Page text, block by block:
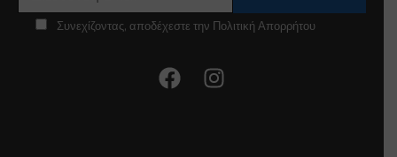
Συνεχίζοντας, αποδέχεστε την Πολιτική Απορρήτου